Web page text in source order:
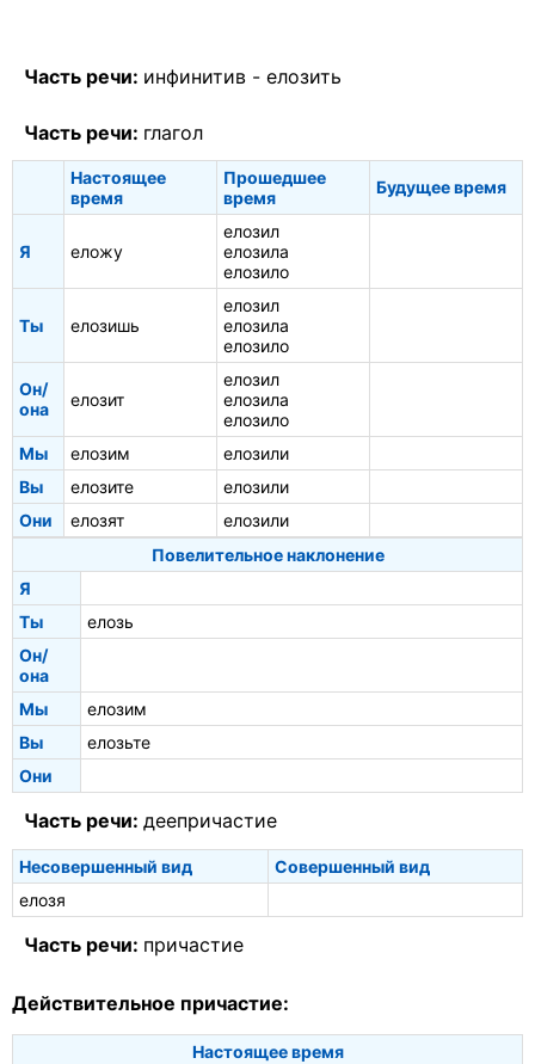
Часть речи: инфинитив - елозить
Часть речи: глагол
Настоящее
время
Прошедшее
время
Будущее время
Я еложу
елозил
елозила
елозило
Ты елозишь
елозил
елозила
елозило
Он/
она
елозит
елозил
елозила
елозило
Мы
елозим
елозили
Вы
елозите
елозили
Они
елозят
елозили
Повелительное наклонение
Я
Ты
елозь
Он/
она
Мы
елозим
Вы
елозьте
Они
Часть речи: деепричастие
Несовершенный вид
Совершенный вид
елозя
Часть речи: причастие
Действительное причастие:
Настоящее время